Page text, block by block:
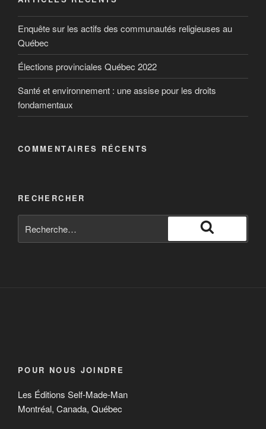
Enquête sur les actifs des communautés religieuses au
Québec
Élections provinciales Québec 2022
Santé et environnement : une assise pour les droits
fondamentaux
COMMENTAIRES RÉCENTS
RECHERCHER
POUR NOUS JOINDRE
Les Éditions Self-Made-Man
Montréal, Canada, Québec